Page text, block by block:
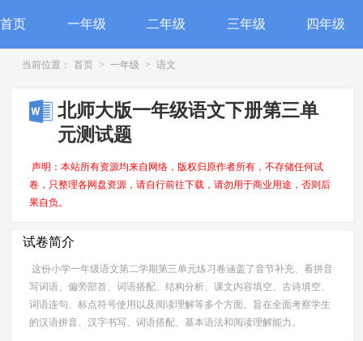
首页 一年级 二年级 三年级 四年级
当前位置： 首页 > 一年级 > 语文
北师大版一年级语文下册第三单
元测试题
声明：本站所有资源均来自网络，版权归原作者所有，不存储任何试
卷，只整理各网盘资源，请自行前往下载，请勿用于商业用途，否则后
果自负。
试卷简介
这份小学一年级语文第二学期第三单元练习卷涵盖了音节补充、看拼音
写词语、偏旁部首、词语搭配、结构分析、课文内容填空、古诗填空、
词语连句、标点符号使用以及阅读理解等多个方面。旨在全面考察学生
的汉语拼音、汉字书写、词语搭配、基本语法和阅读理解能力。